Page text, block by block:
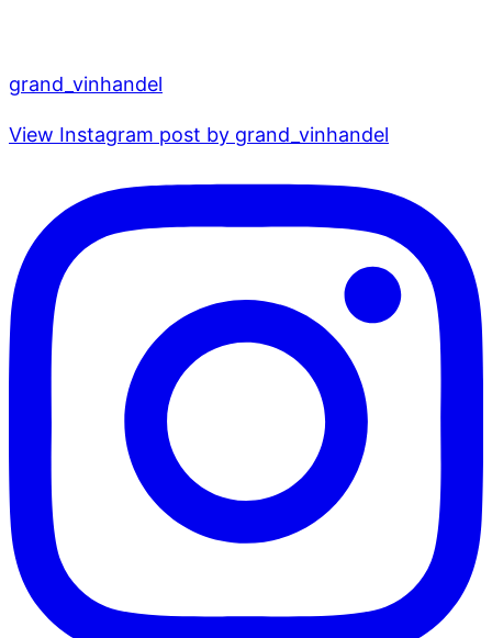
grand_vinhandel
View Instagram post by grand_vinhandel